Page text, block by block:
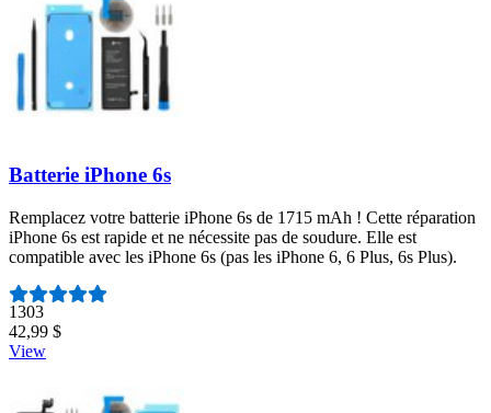
Batterie iPhone 6s
Remplacez votre batterie iPhone 6s de 1715 mAh ! Cette réparation
iPhone 6s est rapide et ne nécessite pas de soudure. Elle est
compatible avec les iPhone 6s (pas les iPhone 6, 6 Plus, 6s Plus).
Nombre d'avis :
1303
42,99 $
View